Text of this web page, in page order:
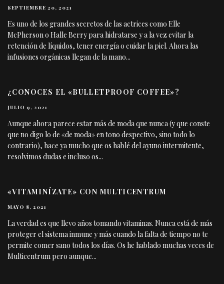
SEPTIEMBRE 20, 2021
Es uno de los grandes secretos de las actrices como Elle
McPherson o Halle Berry para hidratarse y a la vez evitar la
retención de líquidos, tener energía o cuidar la piel. Ahora las
infusiones orgánicas llegan de la mano...
¿CONOCES EL «BULLETPROOF COFFEE»?
JULIO 9, 2021
Aunque ahora parece estar más de moda que nunca (y que conste
que no digo lo de «de moda» en tono despectivo, sino todo lo
contrario), hace ya mucho que os hablé del ayuno intermitente,
resolvimos dudas e incluso os...
«VITAMINÍZATE» CON MULTICENTRUM
MAYO 8, 2021
La verdad es que llevo años tomando vitaminas. Nunca está de más
proteger el sistema inmune y más cuando la falta de tiempo no te
permite comer sano todos los días. Os he hablado muchas veces de
Multicentrum pero aunque...